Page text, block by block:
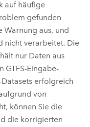
auf häufige
gefunden
Warnung aus, und
nicht verarbeitet. Die
nur Daten aus
GTFS-Eingabe-
Datasets erfolgreich
von
können Sie die
die korrigierten